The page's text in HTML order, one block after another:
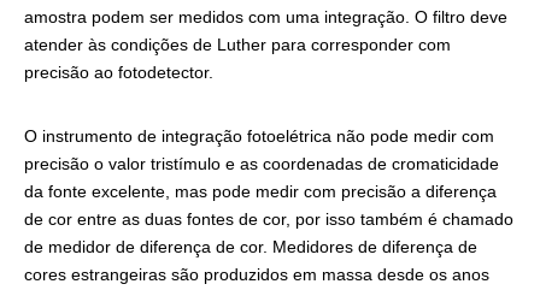
amostra podem ser medidos com uma integração. O filtro deve
atender às condições de Luther para corresponder com
precisão ao fotodetector.
O instrumento de integração fotoelétrica não pode medir com
precisão o valor tristímulo e as coordenadas de cromaticidade
da fonte excelente, mas pode medir com precisão a diferença
de cor entre as duas fontes de cor, por isso também é chamado
de medidor de diferença de cor. Medidores de diferença de
cores estrangeiras são produzidos em massa desde os anos